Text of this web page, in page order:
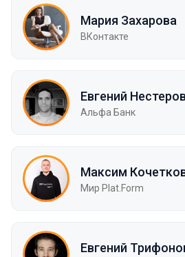
Мария Захарова
ВКонтакте
Евгений Нестеров
Альфа Банк
Максим
Мир Plat.Form
Евгений